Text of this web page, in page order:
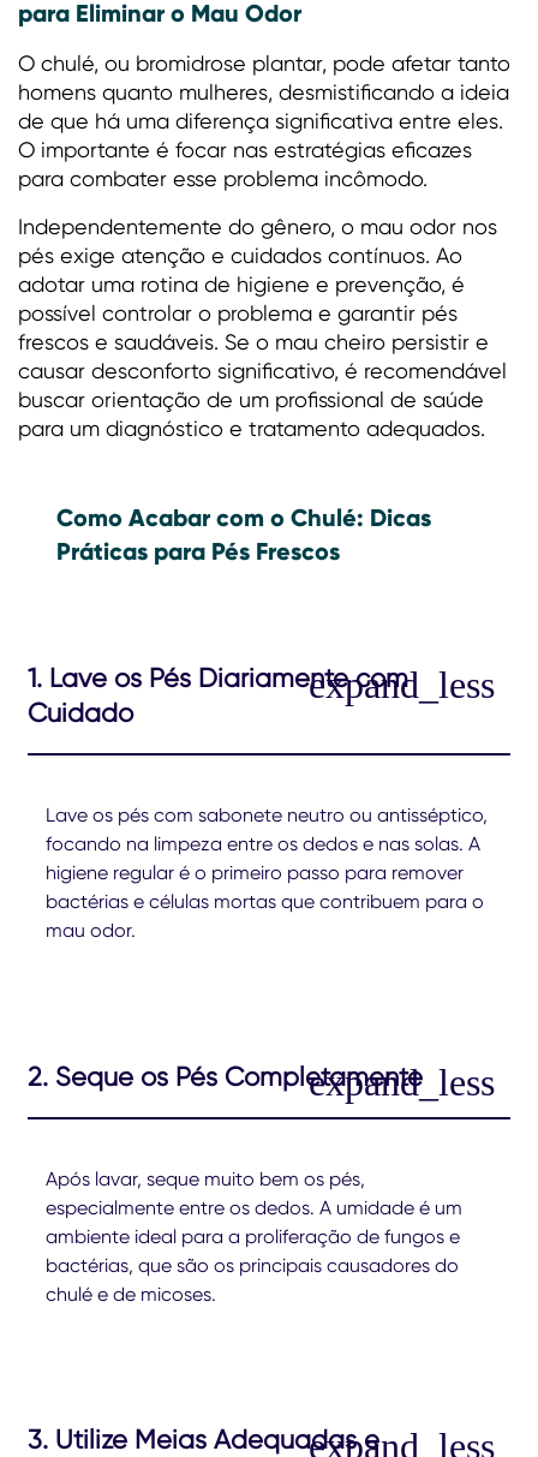
para Eliminar o Mau Odor
O chulé, ou bromidrose plantar, pode afetar tanto
homens quanto mulheres, desmistificando a ideia
de que há uma diferença significativa entre eles.
O importante é focar nas estratégias eficazes
para combater esse problema incômodo.
Independentemente do gênero, o mau odor nos
pés exige atenção e cuidados contínuos. Ao
adotar uma rotina de higiene e prevenção, é
possível controlar o problema e garantir pés
frescos e saudáveis. Se o mau cheiro persistir e
causar desconforto significativo, é recomendável
buscar orientação de um profissional de saúde
para um diagnóstico e tratamento adequados.
Como Acabar com o Chulé: Dicas
Práticas para Pés Frescos
1. Lave os Pés Diariamente com
Cuidado
Lave os pés com sabonete neutro ou antisséptico,
focando na limpeza entre os dedos e nas solas. A
higiene regular é o primeiro passo para remover
bactérias e células mortas que contribuem para o
mau odor.
2. Seque os Pés Completamente
Após lavar, seque muito bem os pés,
especialmente entre os dedos. A umidade é um
ambiente ideal para a proliferação de fungos e
bactérias, que são os principais causadores do
chulé e de micoses.
3. Utilize Meias Adequadas e